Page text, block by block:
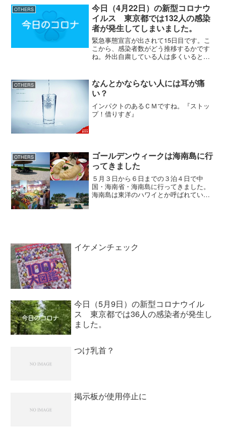
んな、雨上がりを待っていたようです。
短い時間に集中している...
OTHERS
今日（4月22日）の新型コロナウ
イルス 東京都では132人の感染
者が発生してしまいました。
緊急事態宣言が出されて15日目です。こ
こから、感染者数がどう推移するかです
ね。外出自粛している人は多くいると思
今日、妻が吉祥寺に買い物に行きました
が、あまり混んでいなか...
OTHERS
なんとかならない人には耳が痛
い？
インパクトのあるＣＭですね。『ストッ
プ！借りすぎ』
OTHERS
ゴールデンウィークは海南島に行
ってきました
５月３日から６日までの３泊４日で中
国・海南省・海南島に行ってきました。
海南島は東洋のハワイとか呼ばれていて
イケメンチェック
今日（5月9日）の新型コロナウイル
ス 東京都では36人の感染者が発生し
ました。
つけ乳首？
掲示板が使用停止に